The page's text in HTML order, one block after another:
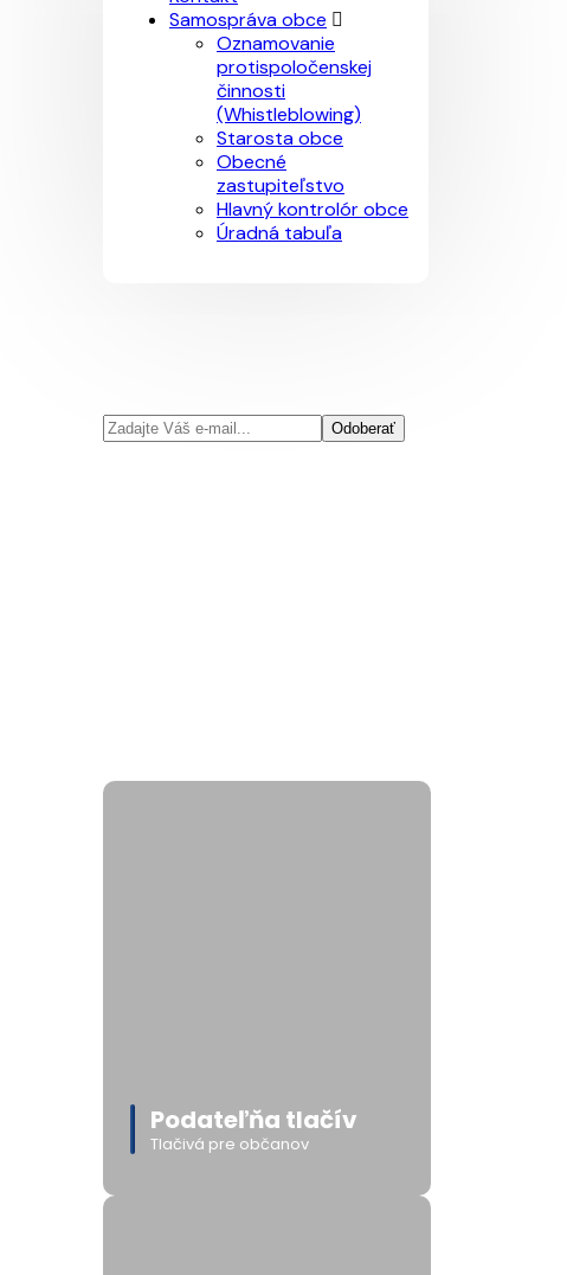
Samospráva obce
Oznamovanie
protispoločenskej
činnosti
(Whistleblowing)
Starosta obce
Obecné
zastupiteľstvo
Hlavný kontrolór obce
Úradná tabuľa
Odoberať
Podateľňa tlačív
Tlačivá pre občanov